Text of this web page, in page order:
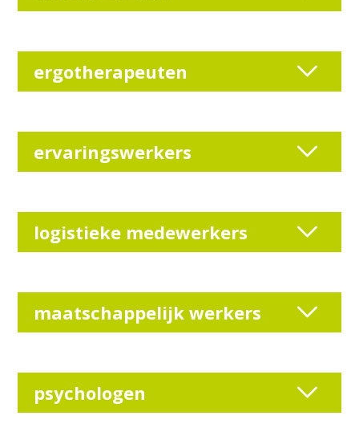
ergotherapeuten
ervaringswerkers
logistieke medewerkers
maatschappelijk werkers
psychologen